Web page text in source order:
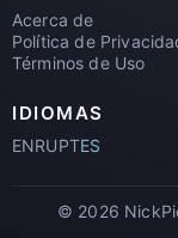
Acerca de
Política de
Términos de Uso
IDIOMAS
ENRUPTES
© 2026